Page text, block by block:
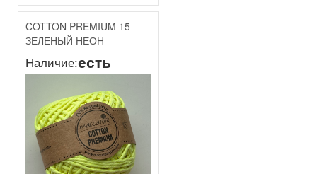
COTTON PREMIUM 15 -
ЗЕЛЕНЫЙ НЕОН
Наличие:есть